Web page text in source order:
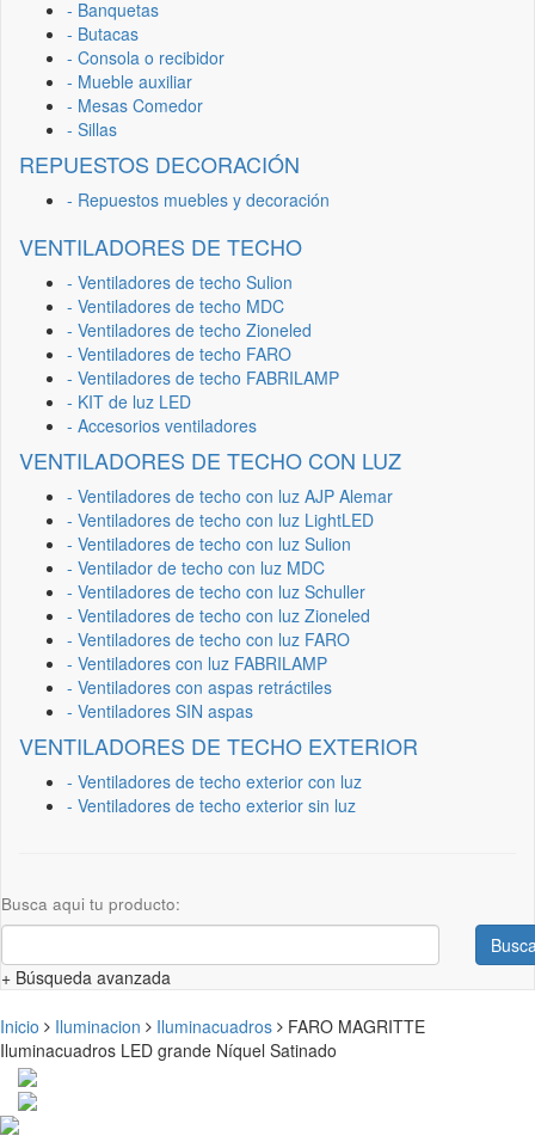
- Banquetas
- Butacas
- Consola o recibidor
- Mueble auxiliar
- Mesas Comedor
- Sillas
REPUESTOS DECORACIÓN
- Repuestos muebles y decoración
VENTILADORES DE TECHO
- Ventiladores de techo Sulion
- Ventiladores de techo MDC
- Ventiladores de techo Zioneled
- Ventiladores de techo FARO
- Ventiladores de techo FABRILAMP
- KIT de luz LED
- Accesorios ventiladores
VENTILADORES DE TECHO CON LUZ
- Ventiladores de techo con luz AJP Alemar
- Ventiladores de techo con luz LightLED
- Ventiladores de techo con luz Sulion
- Ventilador de techo con luz MDC
- Ventiladores de techo con luz Schuller
- Ventiladores de techo con luz Zioneled
- Ventiladores de techo con luz FARO
- Ventiladores con luz FABRILAMP
- Ventiladores con aspas retráctiles
- Ventiladores SIN aspas
VENTILADORES DE TECHO EXTERIOR
- Ventiladores de techo exterior con luz
- Ventiladores de techo exterior sin luz
Busca aqui tu producto:
+ Búsqueda avanzada
Inicio Iluminacion Iluminacuadros
FARO MAGRITTE
Iluminacuadros LED grande Níquel Satinado